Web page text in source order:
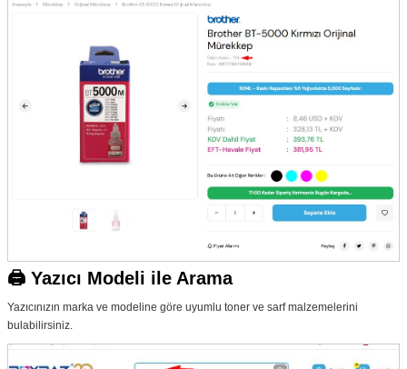
🖨️ Yazıcı Modeli ile Arama
Yazıcınızın marka ve modeline göre uyumlu toner ve sarf malzemelerini
bulabilirsiniz.